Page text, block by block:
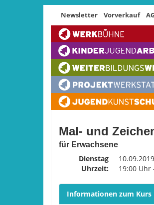
Newsletter Vorverkauf
Mal- und
für Erwachsene
Dienstag
Uhrzeit:
19:00 Uhr
Informationen zum Kurs